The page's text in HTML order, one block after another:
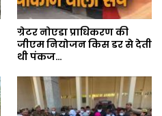
ग्रेटर नोएडा प्राधिकरण की
जीएम नियोजन किस डर से देती
थी पंकज…